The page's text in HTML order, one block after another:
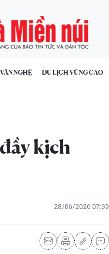
NGHỆ DU LỊCH VÙNG CAO
kịch
28/06/2026 07:39